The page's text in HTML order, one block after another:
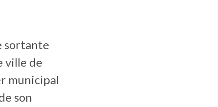
sortante
ville de
municipal
son